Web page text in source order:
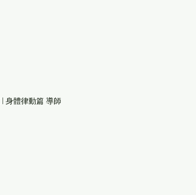
| 身體律動篇 導師